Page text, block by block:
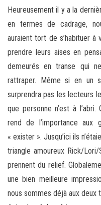
Heureusement il y a la
en termes de cadrage,
auraient tort de s’habituer
prendre leurs aises en
demeurés en transe qui
rattraper. Même si en un
surprendra pas les lecteurs
que personne n’est à
rend de l’importance aux
« exister ». Jusqu’ici ils
triangle amoureux Rick/
prennent du relief.
une bien meilleure
nous sommes déjà aux deux